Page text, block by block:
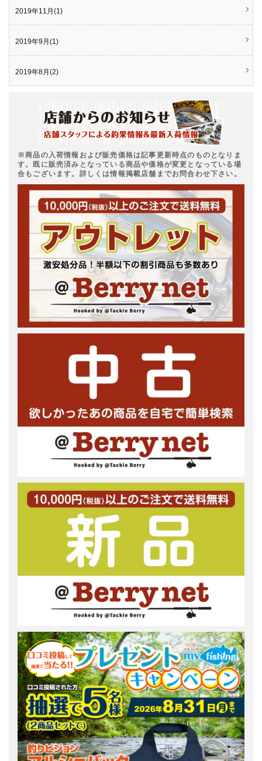
2019年11月(1)
2019年9月(1)
2019年8月(2)
※商品の入荷情報および販売価格は記事更新時点のものとなりま
す。既に販売済みとなっている商品や価格が変更となっている場
合もございます。詳しくは情報掲載店舗までお問合わせ下さい。